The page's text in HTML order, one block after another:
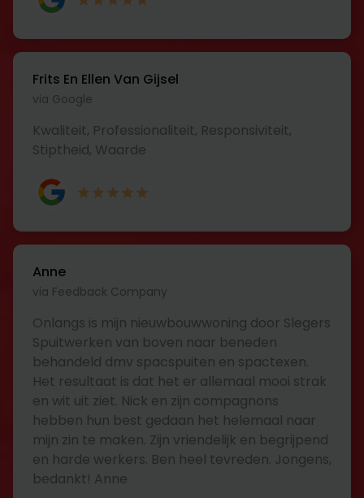
Frits En Ellen Van Gijsel
via Google
Kwaliteit, Professionaliteit, Responsiviteit,
Stiptheid, Waarde
Anne
via Feedback Company
Onlangs is mijn nieuwbouwwoning door Slegers
Spuitwerken van boven naar beneden
behandeld dmv spacspuiten en spactexen.
Het resultaat is dat het er allemaal mooi strak
en wit uit ziet. Nick en zijn compagnons
hebben hun best gedaan het helemaal naar
mijn zin te maken. Zijn vriendelijk en begrijpend
en harde werkers. Ben heel tevreden. Jongens,
bedankt! Anne